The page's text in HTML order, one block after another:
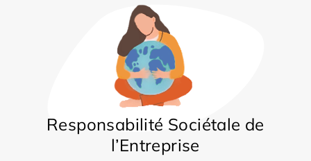
Responsabilité Sociétale de
l’Entreprise